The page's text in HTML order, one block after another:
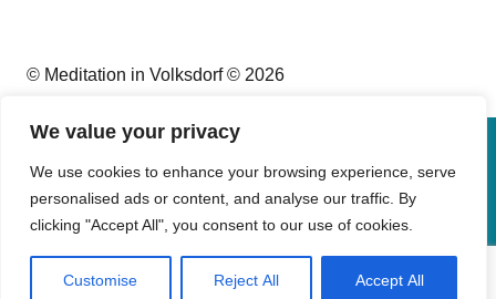
We value your privacy
We use cookies to enhance your browsing experience, serve
personalised ads or content, and analyse our traffic. By
clicking "Accept All", you consent to our use of cookies.
Customise Reject All Accept All
© Meditation in Volksdorf © 2026
Datenschutz
Kontakt